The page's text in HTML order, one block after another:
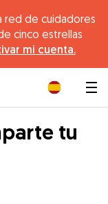
red de cuidadores
cinco estrellas
mi cuenta.
tu